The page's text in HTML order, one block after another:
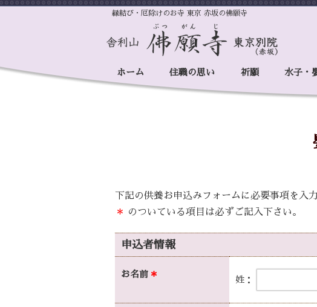
縁結び・厄除けのお寺 東京 赤坂の佛願寺
ホーム 住職の思い 祈願 水子・
下記の供養お申込みフォームに必要事項を入
＊
のついている項目は必ずご記入下さい。
申込者情報
お名前 ＊
姓：